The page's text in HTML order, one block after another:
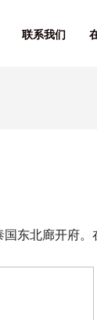
联系我们
东北廊开府